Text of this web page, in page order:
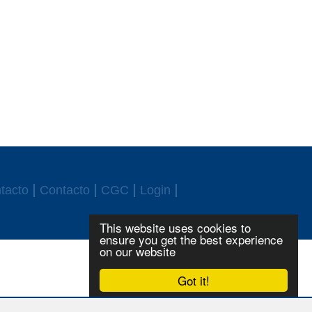
Got it!
This website uses cookies to
ensure you get the best experience
on our website
Contacto CGC Login